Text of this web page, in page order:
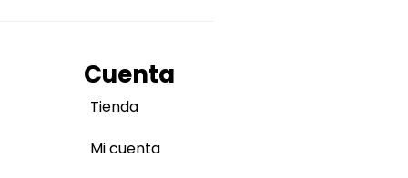
Cuenta
Tienda
Mi cuenta